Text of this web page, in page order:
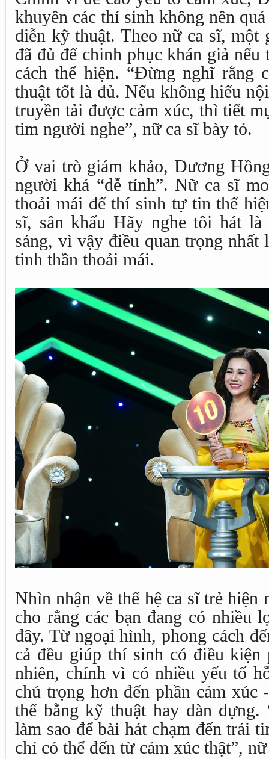
khuyên các thí sinh không nên
diễn kỹ thuật. Theo nữ ca sĩ, một
đã đủ để chinh phục khán giả
cách thể hiện. “Đừng nghĩ rằng
thuật tốt là đủ. Nếu không hiểu
truyền tải được cảm xúc, thì tiết
tim người nghe”, nữ ca sĩ bày tỏ.
Ở vai trò giám khảo, Dương
người khá “dễ tính”. Nữ ca sĩ
thoải mái để thí sinh tự tin thể
sĩ, sân khấu Hãy nghe tôi hát
sáng, vì vậy điều quan trọng
tinh thần thoải mái.
Nhìn nhận về thế hệ ca sĩ trẻ hiện
cho rằng các bạn đang có nhiều
đây. Từ ngoại hình, phong cách
cả đều giúp thí sinh có điều
nhiên, chính vì có nhiều yếu tố
chú trọng hơn đến phần cảm xúc
thế bằng kỹ thuật hay dàn dựng.
làm sao để bài hát chạm đến trái
chỉ có thể đến từ cảm xúc thật”,